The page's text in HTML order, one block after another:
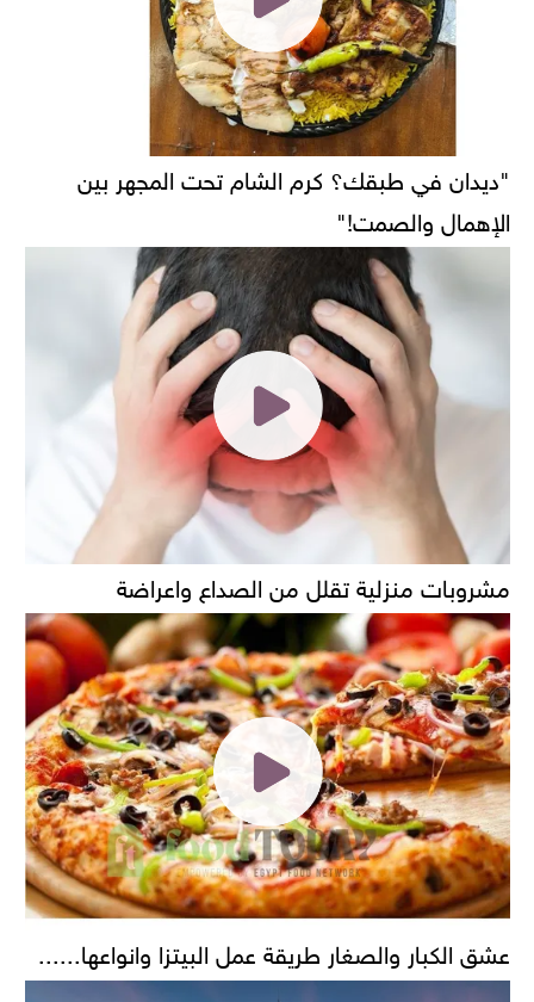
"ديدان في طبقك؟ كرم الشام تحت المجهر بين
الإهمال والصمت!"
مشروبات منزلية تقلل من الصداع واعراضة
عشق الكبار والصغار طريقة عمل البيتزا وانواعها......